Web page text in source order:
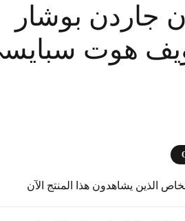
جاردن بوشار
الذين يشاهدون هذا المنتج الآن